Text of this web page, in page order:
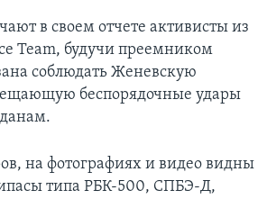
в своем отчете активисты из
Team, будучи преемником
соблюдать Женевскую
беспорядочные удары
на фотографиях и видео видны
типа РБК-500, СПБЭ-Д,